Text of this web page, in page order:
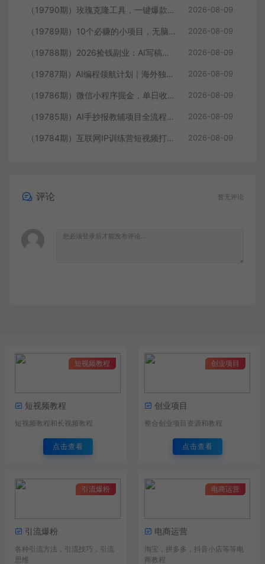
（19790期）玫瑰克隆工具，一键爆款ai，自媒体的必备神器，50多个功能，详细教程 2026-08-09
（19789期）10个必赚的小项目，无脑简单，百分百有利润，副业的首选，日入300+ 2026-08-09
（19788期）2026捡钱副业：AI写稿一单5张，免费派单群，0门槛直接干 2026-08-09
（19787期）AI编程领航计划｜海外独立站实战｜多Agent一键建站｜站点开发测试｜冷启动引流｜数据复盘｜出海变现完整教程 2026-08-09
（19786期）微信小程序掘金，单日收益稳定300+，四种收入来源，真正的靠谱可落地项目 2026-08-09
（19785期）AI手抄报教辅项目全流程：对标拆解×封面制作×AI原创内容×多平台发布×私域引流×网盘变现 2026-08-09
（19784期）互联网IP训练营短视频打造课；先忘掉错误认知，解析百亿曝光真相，重新树立内容创作方向感与收入模型认知 2026-08-09
评论 暂无评论
短视频教程
短视频教程
短视频教程和长视频教程
点击查看
创业项目
创业项目
整合创业项目资源和教程
点击查看
引流爆粉
引流爆粉
各种引流方法，引流技巧，引流
思维
电商运营
电商运营
淘宝，拼多多，抖音小店等等电
商教程